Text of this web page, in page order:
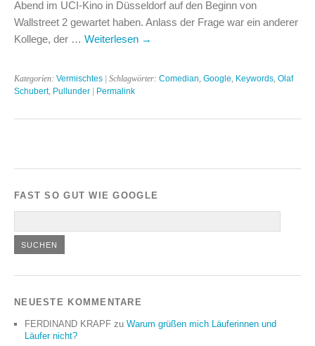
Abend im UCI-Kino in Düsseldorf auf den Beginn von
Wallstreet 2 gewartet haben. Anlass der Frage war ein anderer
Kollege, der … Weiterlesen →
Kategorien: Vermischtes | Schlagwörter: Comedian Google Keywords Olaf
Schubert, Pullunder | Permalink
FAST SO GUT WIE GOOGLE
NEUESTE KOMMENTARE
FERDINAND KRAPF zu Warum grüßen mich Läuferinnen und
Läufer nicht?